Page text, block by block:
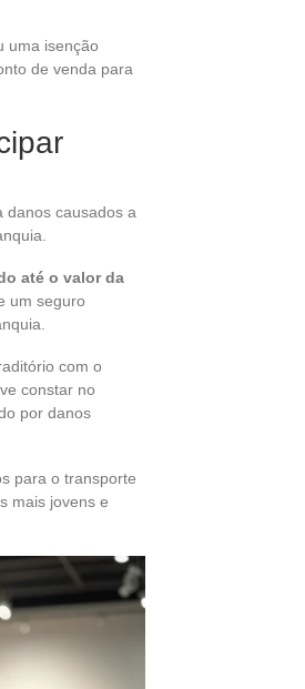
uma isenção
de venda para
danos causados a
até o valor da
um seguro
com o
constar no
por danos
para o transporte
mais jovens e